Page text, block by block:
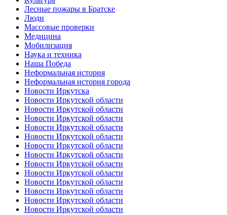
Лесные пожары в Братске
Люди
Массовые проверки
Медицина
Мобилизация
Наука и техника
Наша Победа
Неформальная история
Неформальная история города
Новости Иркутска
Новости Иркутской области
Новости Иркутской области
Новости Иркутской области
Новости Иркутской области
Новости Иркутской области
Новости Иркутской области
Новости Иркутской области
Новости Иркутской области
Новости Иркутской области
Новости Иркутской области
Новости Иркутской области
Новости Иркутской области
Новости Иркутской области